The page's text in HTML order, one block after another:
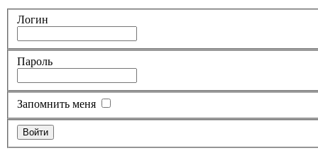
Логин
Пароль
Запомнить меня